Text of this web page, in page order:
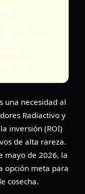
una necesidad al
Radiactivo y
inversión (ROI)
de alta rareza.
mayo de 2026, la
opción meta para
cosecha.